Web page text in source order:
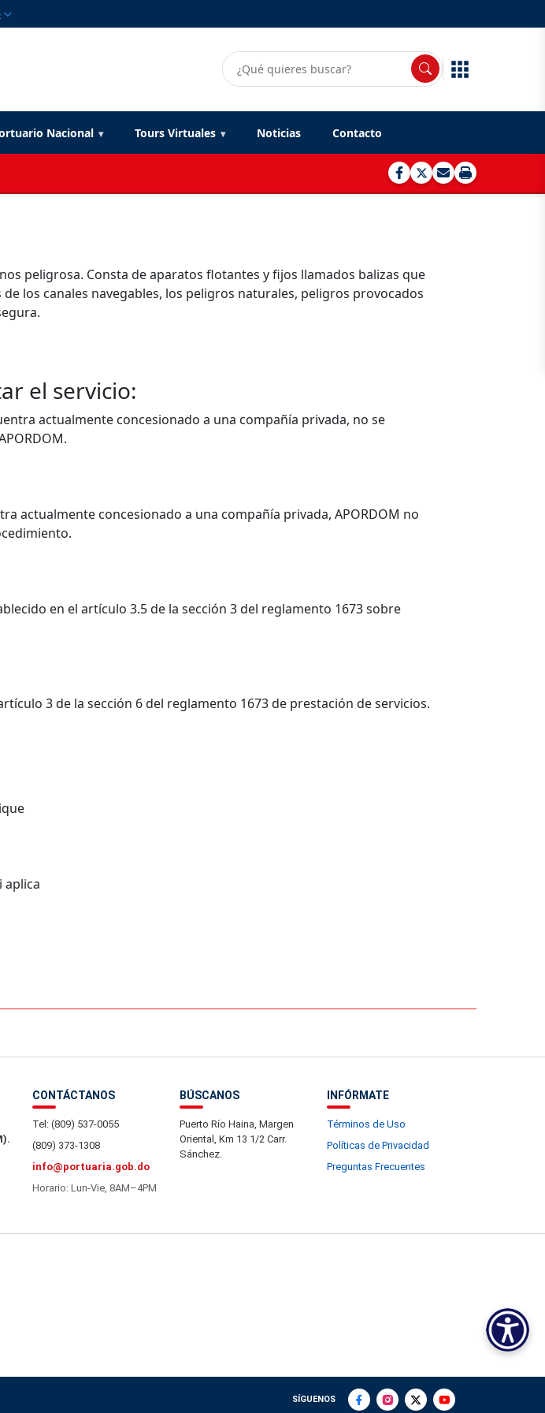
Nacional Tours Virtuales Noticias Contacto
peligrosa. Consta de aparatos flotantes y fijos llamados balizas que
los canales navegables, los peligros naturales, peligros provocados
el servicio:
actualmente concesionado a una compañía privada, no se
actualmente concesionado a una compañía privada, APORDOM no
en el artículo 3.5 de la sección 3 del reglamento 1673 sobre
3 de la sección 6 del reglamento 1673 de prestación de servicios.
aplica
CONTÁCTANOS
Tel: (809) 537-0055
(809) 373-1308
info@portuaria.gob.do
Horario: Lun-Vie, 8AM–4PM
BÚSCANOS
Puerto Río Haina, Margen
Oriental, Km 13 1/2 Carr.
Sánchez.
INFÓRMATE
Términos de Uso
Políticas de Privacidad
Preguntas Frecuentes
SÍGUENOS